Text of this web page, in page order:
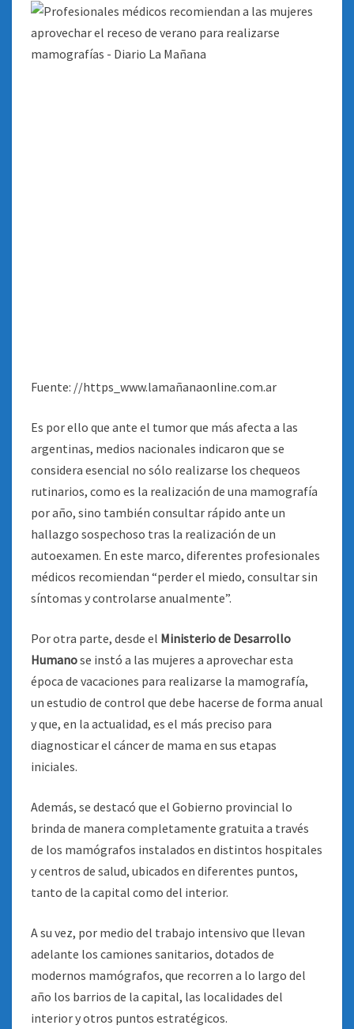
Fuente: //https_www.lamañanaonline.com.ar
Es por ello que ante el tumor que más afecta a las
argentinas, medios nacionales indicaron que se
considera esencial no sólo realizarse los chequeos
rutinarios, como es la realización de una mamografía
por año, sino también consultar rápido ante un
hallazgo sospechoso tras la realización de un
autoexamen. En este marco, diferentes profesionales
médicos recomiendan “perder el miedo, consultar sin
síntomas y controlarse anualmente”.
Por otra parte, desde el Ministerio de Desarrollo
Humanose instó a las mujeres a aprovechar esta
época de vacaciones para realizarse la mamografía,
un estudio de control que debe hacerse de forma anual
y que, en la actualidad, es el más preciso para
diagnosticar el cáncer de mama en sus etapas
iniciales.
Además, se destacó que el Gobierno provincial lo
brinda de manera completamente gratuita a través
de los mamógrafos instalados en distintos hospitales
y centros de salud, ubicados en diferentes puntos,
tanto de la capital como del interior.
A su vez, por medio del trabajo intensivo que llevan
adelante los camiones sanitarios, dotados de
modernos mamógrafos, que recorren a lo largo del
año los barrios de la capital, las localidades del
interior y otros puntos estratégicos.